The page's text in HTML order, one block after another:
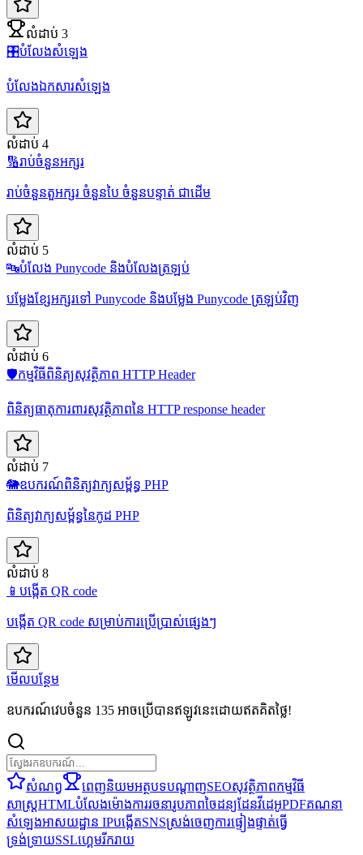
លំដាប់ 3
🎛️បំលែងសំឡេង
បំលែងឯកសារសំឡេង
លំដាប់ 4
🔢រាប់ចំនួនអក្សរ
រាប់ចំនួនតួអក្សរ ចំនួនបៃ ចំនួនបន្ទាត់ ជាដើម
លំដាប់ 5
🔤បំលែង Punycode និងបំលែងត្រឡប់
បម្លែងខ្សែអក្សរទៅ Punycode និងបម្លែង Punycode ត្រឡប់វិញ
លំដាប់ 6
🛡️កម្មវិធីពិនិត្យសុវត្ថិភាព HTTP Header
ពិនិត្យធាតុការពារសុវត្ថិភាពនៃ HTTP response header
លំដាប់ 7
🐘ឧបករណ៍ពិនិត្យវាក្យសម្ព័ន្ធ PHP
ពិនិត្យវាក្យសម្ព័ន្ធនៃកូដ PHP
លំដាប់ 8
📱 បង្កើត QR code
បង្កើត QR code សម្រាប់ការប្រើប្រាស់ផ្សេងៗ
មើលបន្ថែម
ឧបករណ៍វេបចំនួន 135 អាចប្រើបានឥឡូវនេះដោយឥតគិតថ្លៃ!
សំណព្វ ពេញនិយមអត្ថបទបណ្តាញSEOសុវត្ថិភាពកម្មវិធី
សាស្ត្រHTMLបំលែងម៉ោងការរចនារូបភាពចៃដន្យដែនវីដេអូPDFគណនា
សំឡេងអាសយដ្ឋាន IPបង្កើតSNSស្រង់ចេញការផ្ទៀងផ្ទាត់ធ្វើ
ទ្រង់ទ្រាយSSLហ្គេមរីករាយ